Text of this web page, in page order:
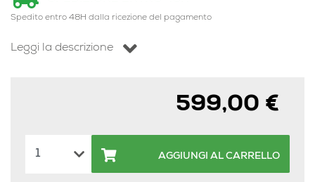
Spedito entro 48H dalla ricezione del pagamento
Leggi la descrizione
599,00 €
AGGIUNGI AL CARRELLO